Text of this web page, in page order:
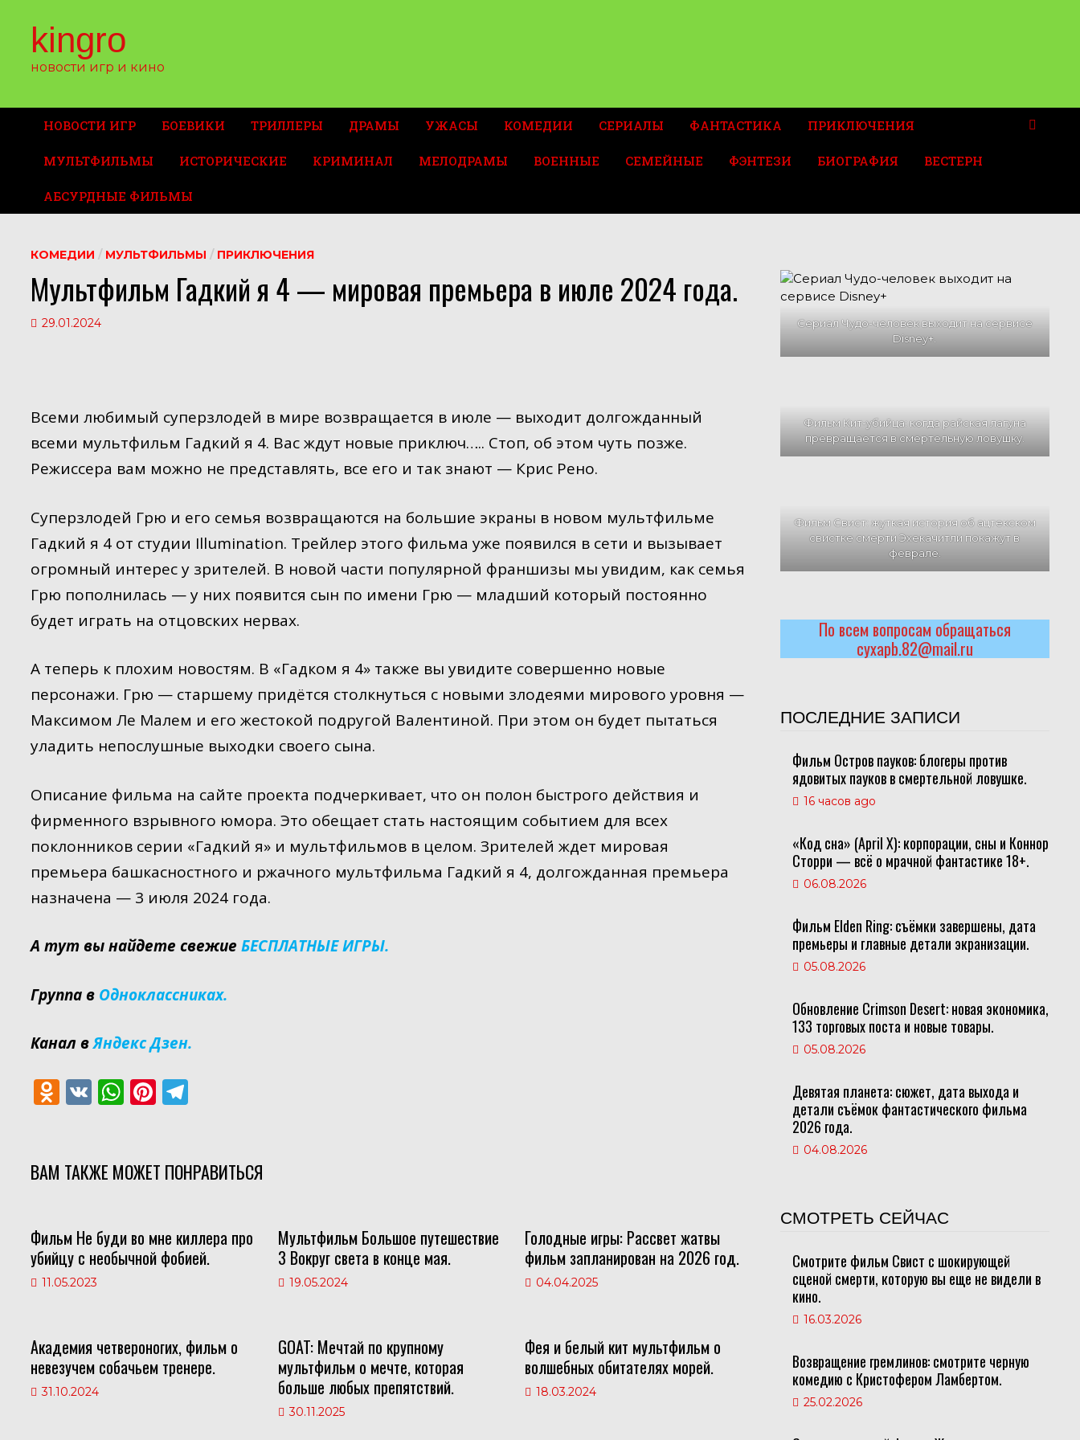
содержимому
kingro
новости игр и кино
НОВОСТИ ИГР БОЕВИКИ ТРИЛЛЕРЫ ДРАМЫ УЖАСЫ КОМЕДИИ СЕРИАЛЫ ФАНТАСТИКА ПРИКЛЮЧЕНИЯ
МУЛЬТФИЛЬМЫ ИСТОРИЧЕСКИЕ КРИМИНАЛ МЕЛОДРАМЫ ВОЕННЫЕ СЕМЕЙНЫЕ ФЭНТЕЗИ БИОГРАФИЯ ВЕСТЕРН
АБСУРДНЫЕ ФИЛЬМЫ
КОМЕДИИ / МУЛЬТФИЛЬМЫ / ПРИКЛЮЧЕНИЯ
Мультфильм Гадкий я 4 — мировая премьера в июле 2024 года.
29.01.2024
Всеми любимый суперзлодей в мире возвращается в июле — выходит долгожданный
всеми мультфильм Гадкий я 4. Вас ждут новые приключ….. Стоп, об этом чуть позже.
Режиссера вам можно не представлять, все его и так знают — Крис Рено.
Суперзлодей Грю и его семья возвращаются на большие экраны в новом мультфильме
Гадкий я 4 от студии Illumination. Трейлер этого фильма уже появился в сети и вызывает
огромный интерес у зрителей. В новой части популярной франшизы мы увидим, как семья
Грю пополнилась — у них появится сын по имени Грю — младший который постоянно
будет играть на отцовских нервах.
А теперь к плохим новостям. В «Гадком я 4» также вы увидите совершенно новые
персонажи. Грю — старшему придётся столкнуться с новыми злодеями мирового уровня —
Максимом Ле Малем и его жестокой подругой Валентиной. При этом он будет пытаться
уладить непослушные выходки своего сына.
Описание фильма на сайте проекта подчеркивает, что он полон быстрого действия и
фирменного взрывного юмора. Это обещает стать настоящим событием для всех
поклонников серии «Гадкий я» и мультфильмов в целом. Зрителей ждет мировая
премьера башкасностного и ржачного мультфильма Гадкий я 4, долгожданная премьера
назначена — 3 июля 2024 года.
А тут вы найдете свежиеБЕСПЛАТНЫЕ ИГРЫ.
Группа в Одноклассниках.
Канал в Яндекс Дзен.
O
d
o
s
ni
ki
V
K
W
h
s
p
Pi
nt
e gr
ВАМ ТАКЖЕ МОЖЕТ ПОНРАВИТЬСЯ
Фильм Не буди во мне киллера про
убийцу с необычной фобией.
11.05.2023
Мультфильм Большое путешествие
3 Вокруг света в конце мая.
19.05.2024
Голодные игры: Рассвет жатвы
фильм запланирован на 2026 год.
04.04.2025
Академия четвероногих, фильм о
невезучем собачьем тренере.
31.10.2024
GOAT: Мечтай по крупному
мультфильм о мечте, которая
больше любых препятствий.
30.11.2025
Фея и белый кит мультфильм о
волшебных обитателях морей.
18.03.2024
Сериал Чудо-человек выходит на сервисе
Disney+.
Фильм Кит-убийца: когда райская лагуна
превращается в смертельную ловушку.
Фильм Свист: жуткая история об ацтекском
свистке смерти Эхекачитли покажут в
феврале.
По всем вопросам обращаться
cyxapb.82@mail.ru
ПОСЛЕДНИЕ ЗАПИСИ
Фильм Остров пауков: блогеры против
ядовитых пауков в смертельной ловушке.
16 часов ago
«Код сна» (April X): корпорации, сны и Коннор
Сторри — всё о мрачной фантастике 18+.
06.08.2026
Фильм Elden Ring: съёмки завершены, дата
премьеры и главные детали экранизации.
05.08.2026
Обновление Crimson Desert: новая экономика,
133 торговых поста и новые товары.
05.08.2026
Девятая планета: сюжет, дата выхода и
детали съёмок фантастического фильма
2026 года.
04.08.2026
СМОТРЕТЬ СЕЙЧАС
Смотрите фильм Свист с шокирующей
сценой смерти, которую вы еще не видели в
кино.
16.03.2026
Возвращение гремлинов: смотрите черную
комедию с Кристофером Ламбертом.
25.02.2026